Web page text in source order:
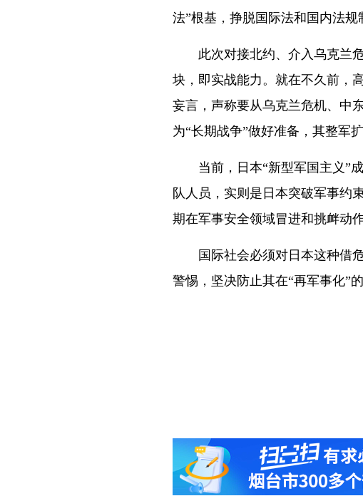
法”根基，挣脱国际法和国内法规
此次对接北约、介入乌克兰危
块，即实战能力。就在不久前，
妄言，声称要从乌克兰危机、中
为“长期战争”做好准备，其整军
当前，日本“新型军国主义”成
队人员，实则是日本突破军事约
期在军事安全领域冒进和挑衅动
国际社会必须对日本这种借危
警惕，坚决防止其在“再军事化”